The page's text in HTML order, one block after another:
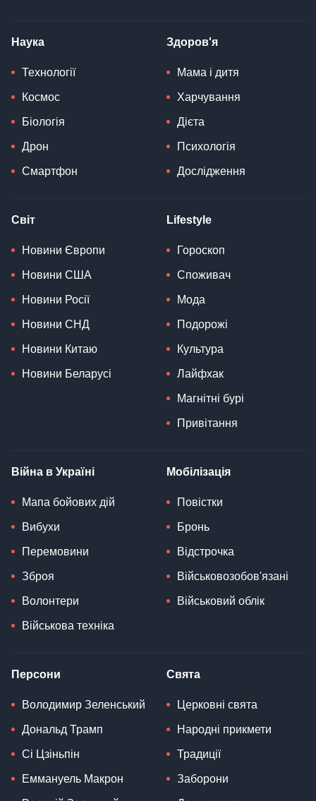
Наука
Технології
Космос
Біологія
Дрон
Смартфон
Здоров'я
Мама і дитя
Харчування
Дієта
Психологія
Дослідження
Світ
Новини Європи
Новини США
Новини Росії
Новини СНД
Новини Китаю
Новини Беларусі
Lifestyle
Гороскоп
Споживач
Мода
Подорожі
Культура
Лайфхак
Магнітні бурі
Привітання
Війна в Україні
Мапа бойових дій
Вибухи
Перемовини
Зброя
Волонтери
Військова техніка
Мобілізація
Повістки
Бронь
Відстрочка
Військовозобов'язані
Військовий облік
Персони
Володимир Зеленський
Дональд Трамп
Сі Цзіньпін
Еммануель Макрон
Свята
Церковні свята
Народні прикмети
Традиції
Заборони